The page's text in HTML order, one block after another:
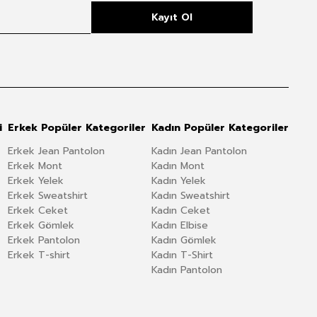
Kayıt Ol
Erkek Popüler Kategoriler
Erkek Jean Pantolon
Erkek Mont
Erkek Yelek
Erkek Sweatshirt
Erkek Ceket
Erkek Gömlek
Erkek Pantolon
Erkek T-shirt
Kadın Popüler Kategoriler
Kadın Jean Pantolon
Kadın Mont
Kadın Yelek
Kadın Sweatshirt
Kadın Ceket
Kadın Elbise
Kadın Gömlek
Kadın T-Shirt
Kadın Pantolon